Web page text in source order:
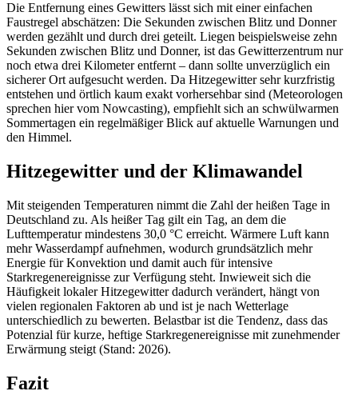
Die Entfernung eines Gewitters lässt sich mit einer einfachen
Faustregel abschätzen: Die Sekunden zwischen Blitz und Donner
werden gezählt und durch drei geteilt. Liegen beispielsweise zehn
Sekunden zwischen Blitz und Donner, ist das Gewitterzentrum nur
noch etwa drei Kilometer entfernt – dann sollte unverzüglich ein
sicherer Ort aufgesucht werden. Da Hitzegewitter sehr kurzfristig
entstehen und örtlich kaum exakt vorhersehbar sind (Meteorologen
sprechen hier vom Nowcasting), empfiehlt sich an schwülwarmen
Sommertagen ein regelmäßiger Blick auf aktuelle Warnungen und
den Himmel.
Hitzegewitter und der Klimawandel
Mit steigenden Temperaturen nimmt die Zahl der heißen Tage in
Deutschland zu. Als heißer Tag gilt ein Tag, an dem die
Lufttemperatur mindestens 30,0 °C erreicht. Wärmere Luft kann
mehr Wasserdampf aufnehmen, wodurch grundsätzlich mehr
Energie für Konvektion und damit auch für intensive
Starkregenereignisse zur Verfügung steht. Inwieweit sich die
Häufigkeit lokaler Hitzegewitter dadurch verändert, hängt von
vielen regionalen Faktoren ab und ist je nach Wetterlage
unterschiedlich zu bewerten. Belastbar ist die Tendenz, dass das
Potenzial für kurze, heftige Starkregenereignisse mit zunehmender
Erwärmung steigt (Stand: 2026).
Fazit